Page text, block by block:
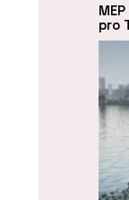
pro